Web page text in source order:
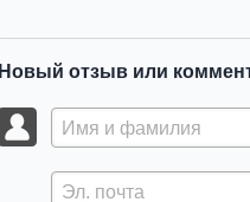
Новый отзыв или